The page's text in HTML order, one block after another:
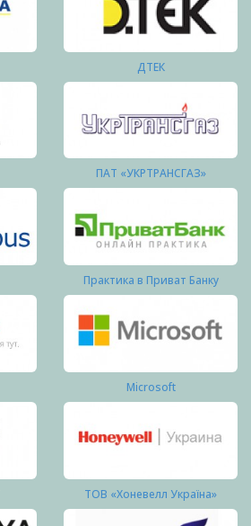
ДТЕК
ПАТ «УКРТРАНСГАЗ»
Практика в Приват Банку
Microsoft
ТОВ «Хоневелл Україна»